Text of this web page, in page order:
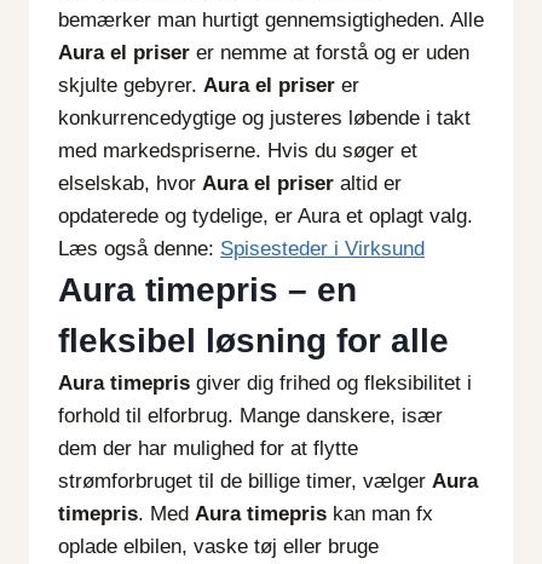
bemærker man hurtigt gennemsigtigheden. Alle
Aura el priser er nemme at forstå og er uden
skjulte gebyrer. Aura el priser er
konkurrencedygtige og justeres løbende i takt
med markedspriserne. Hvis du søger et
elselskab, hvor Aura el priser altid er
opdaterede og tydelige, er Aura et oplagt valg.
Læs også denne: Spisesteder i Virksund
Aura timepris – en
fleksibel løsning for alle
Aura timepris giver dig frihed og fleksibilitet i
forhold til elforbrug. Mange danskere, især
dem der har mulighed for at flytte
strømforbruget til de billige timer, vælger Aura
timepris. Med Aura timepris kan man fx
oplade elbilen, vaske tøj eller bruge